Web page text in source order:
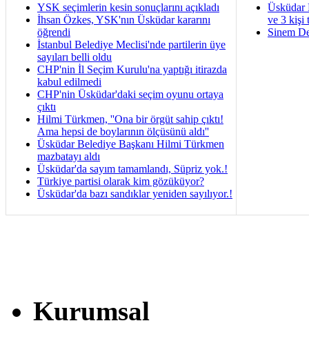
YSK seçimlerin kesin sonuçlarını açıkladı
İhsan Özkes, YSK'nın Üsküdar kararını
öğrendi
İstanbul Belediye Meclisi'nde partilerin üye
sayıları belli oldu
CHP'nin İl Seçim Kurulu'na yaptığı itirazda
kabul edilmedi
CHP'nin Üsküdar'daki seçim oyunu ortaya
çıktı
Hilmi Türkmen, ''Ona bir örgüt sahip çıktı!
Ama hepsi de boylarının ölçüsünü aldı''
Üsküdar Belediye Başkanı Hilmi Türkmen
mazbatayı aldı
Üsküdar'da sayım tamamlandı, Süpriz yok.!
Türkiye partisi olarak kim gözüküyor?
Üsküdar'da bazı sandıklar yeniden sayılıyor.!
Üsküdar
ve 3 kişi
Sinem
Kurumsal